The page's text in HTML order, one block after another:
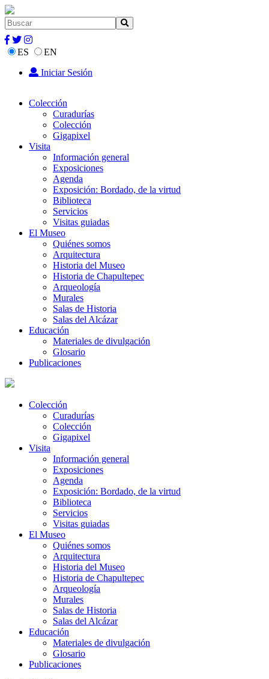
ES
EN
Iniciar Sesión
Colección
Curadurías
Colección
Gigapixel
Visita
Información general
Exposiciones
Agenda
Exposición: Bordado, de la virtud
Biblioteca
Servicios
Visitas guiadas
El Museo
Quiénes somos
Arquitectura
Historia del Museo
Historia de Chapultepec
Arqueología
Murales
Salas de Historia
Salas del Alcázar
Educación
Materiales de divulgación
Glosario
Publicaciones
Colección
Curadurías
Colección
Gigapixel
Visita
Información general
Exposiciones
Agenda
Exposición: Bordado, de la virtud
Biblioteca
Servicios
Visitas guiadas
El Museo
Quiénes somos
Arquitectura
Historia del Museo
Historia de Chapultepec
Arqueología
Murales
Salas de Historia
Salas del Alcázar
Educación
Materiales de divulgación
Glosario
Publicaciones